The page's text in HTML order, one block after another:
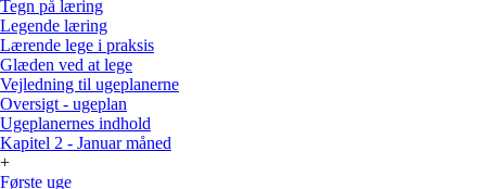
Tegn på læring
Legende læring
Lærende lege i praksis
Glæden ved at lege
Vejledning til ugeplanerne
Oversigt - ugeplan
Ugeplanernes indhold
Kapitel 2 - Januar måned
+
Første uge